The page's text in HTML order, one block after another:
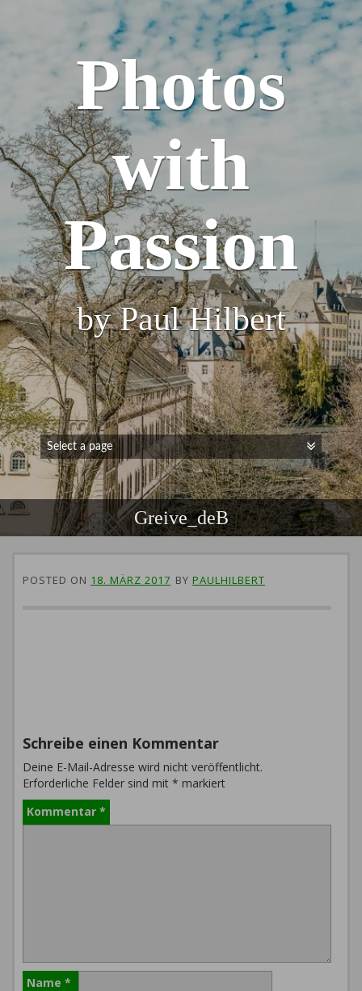
Photos
with
Passion
by Paul Hilbert
Greive_deB
POSTED ON 18. MÄRZ 2017 BY PAULHILBERT
Schreibe einen Kommentar
Deine E-Mail-Adresse wird nicht veröffentlicht.
Erforderliche Felder sind mit * markiert
Kommentar *
Name *